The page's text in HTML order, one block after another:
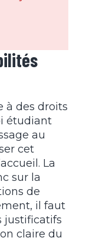
à des droits
étudiant
au
cet
La
sur la
de
il faut
justificatifs
claire du